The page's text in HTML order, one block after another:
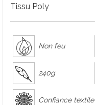
Tissu Poly
Non feu
240g
Confiance textile